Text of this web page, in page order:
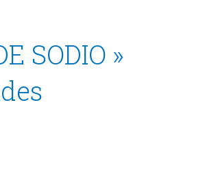
SODIO »